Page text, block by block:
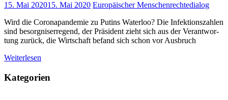
15. Mai 202015. Mai 2020 Europäischer Menschenrechtedialog
Wird die Coro­na­pan­de­mie zu Putins Water­loo? Die Infek­ti­ons­zah­len
sind besorg­nis­er­re­gend, der Prä­si­dent zieht sich aus der Ver­ant­wor­
tung zurück, die Wirt­schaft befand sich schon vor Aus­bruch
Weiterlesen
Kategorien